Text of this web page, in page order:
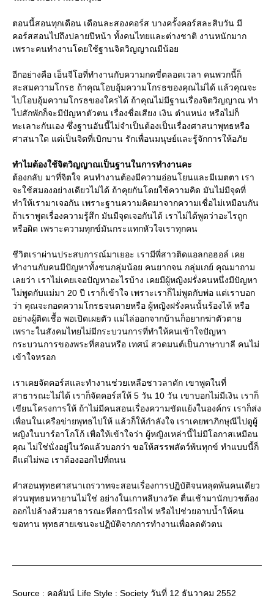
ตอนนี้สอนทุกเดือน เดือนละสองคอร์ส บางครั้งคอร์สละสิบวัน มี
คอร์สสอนไปถึงปลายปีหน้า ทั้งคนไทยและต่างชาติ งานหนักมาก
เพราะคนทำงานโดยใช้ฐานจิตวิญญาณมีน้อย
อีกอย่างคือ เอ็นจีโอที่ทำงานกับความกดขี่ตลอดเวลา คนพวกนี้ก็
สะสมความโกรธ ถ้าคุณโอบอุ้มความโกรธของคุณไม่ได้ แล้วคุณจะ
ไปโอบอุ้มความโกรธของใครได้ ถ้าคุณไม่มีฐานเรื่องจิตวิญญาณ ทำ
ไปสักพักก็จะมีปัญหาตัวตน เรื่องชื่อเสียง เงิน ตำแหน่ง หรือไม่ก็
ทะเลาะกันเอง ซึ่งฐานอันนี้ไม่จำเป็นต้องเป็นเรื่องศาสนาพุทธหรือ
ศาสนาใด แต่เป็นจิตที่เบิกบาน รักเพื่อนมนุษย์และรู้จักการให้อภัย
ทำไมต้องใช้จิตวิญญาณเป็นฐานในการทำงานคะ
ต้องกลับ มาที่จิตใจ คนทำงานต้องมีความอ่อนโยนและมีเมตตา เรา
จะใช้สมองอย่างเดียวไม่ได้ ถ้าคุยกันโดยใช้ความคิด มันไม่มีจุดที่
ทำให้เรามาเจอกัน เพราะฐานความคิดมาจากความเชื่อไม่เหมือนกัน
ถ้าเราพูดเรื่องความรู้สึก มันมีจุดเจอกันได้ เราไม่ได้พูดว่าอะไรถูก
หรือผิด เพราะความทุกข์มันกระแทกหัวใจเราทุกคน
ชีวิตเราผ่านประสบการณ์มาเยอะ เรามีพี่สาวติดแอลกอฮอล์ เคย
ทำงานกับคนมีปัญหาทั้งชนกลุ่มน้อย คนยากจน กลุ่มเกย์ คุณมาถาม
เลยว่า เราไม่เคยเจอปัญหาอะไรบ้าง เคยมีผู้หญิงฝรั่งคนหนึ่งมีปัญหา
ไม่พูดกับแม่มา 20 ปี เราก็เข้าใจ เพราะเราก็ไม่พูดกับพ่อ แต่เราบอก
ว่า คุณจะกอดความโกรธจนตายหรือ ผู้หญิงฝรั่งคนนั้นร้องไห้ หรือ
อย่างผู้ติดเชื้อ พอเปิดเผยตัว แม่ไล่ออกจากบ้านก็อยากฆ่าตัวตาย
เพราะในสังคมไทยไม่มีกระบวนการที่ทำให้คนเข้าใจปัญหา
กระบวนการของพระที่สอนหรือ เทศน์ สวดมนต์เป็นภาษาบาลี คนไม่
เข้าใจหรอก
เราเคยจัดคอร์สและทำงานช่วยเหลือชาวลาดัก เขาพูดในที่
สาธารณะไม่ได้ เราก็จัดคอร์สให้ 5 วัน 10 วัน เขาบอกไม่มีเงิน เราก็
เขียนโครงการให้ ถ้าไม่มีคนสอนเรื่องความขัดแย้งในองค์กร เราก็ส่ง
เพื่อนในเครือข่ายพุทธไปให้ แล้วก็ให้กำลังใจ เราเคยพาภิกษุณีไปดูผู้
หญิงในบาร์อาโกโก้ เพื่อให้เข้าใจว่า ผู้หญิงเหล่านี้ไม่มีโอกาสเหมือน
คุณ ไม่ใช่นั่งอยู่ในวัดแล้วบอกว่า ขอให้สรรพสัตว์พ้นทุกข์ ทำแบบนี้ก็
ดีแต่ไม่พอ เราต้องออกไปที่ถนน
คำสอนพุทธศาสนาเถรวาทจะสอนเรื่องการปฏิบัติจนหลุดพ้นคนเดียว
ส่วนพุทธมหายานไม่ใช่ อย่างในเกาหลีบางวัด ตื่นเช้ามานักบวชต้อง
ออกไปล้างส้วมสาธารณะที่สถานีรถไฟ หรือไปช่วยอาบน้ำให้คน
ขอทาน พุทธสายเซนจะปฏิบัติจากการทำงานเพื่อลดตัวตน
Source : คอลัมน์ Life Style : Society วันที่ 12 ธันวาคม 2552